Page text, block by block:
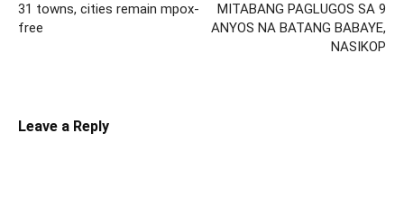
31 towns, cities remain mpox-
free
MITABANG PAGLUGOS SA 9
ANYOS NA BATANG BABAYE,
NASIKOP
Leave a Reply